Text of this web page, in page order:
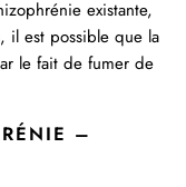
existante,
il est possible que la
le fait de fumer de
–